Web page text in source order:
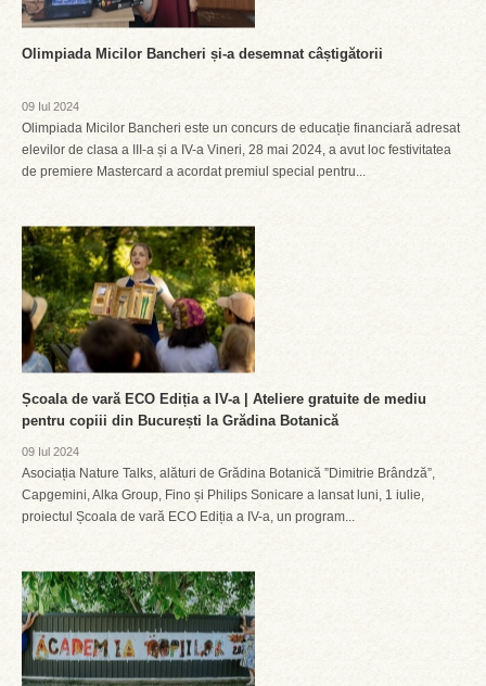
Olimpiada Micilor Bancheri și-a desemnat câștigătorii
09 Iul 2024
Olimpiada Micilor Bancheri este un concurs de educație financiară adresat
elevilor de clasa a III-a și a IV-a Vineri, 28 mai 2024, a avut loc festivitatea
de premiere Mastercard a acordat premiul special pentru...
Școala de vară ECO Ediția a IV-a | Ateliere gratuite de mediu
pentru copiii din București la Grădina Botanică
09 Iul 2024
Asociația Nature Talks, alături de Grădina Botanică ”Dimitrie Brândză”,
Capgemini, Alka Group, Fino și Philips Sonicare a lansat luni, 1 iulie,
proiectul Școala de vară ECO Ediția a IV-a, un program...